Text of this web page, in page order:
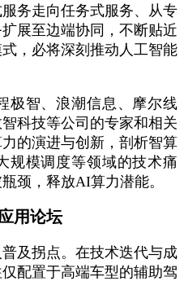
务走向任务式服务、从专
展至边端协同，不断贴近
，必将深刻推动人工智能
极智、浪潮信息、摩尔线
科技等公司的专家和相关
的演进与创新，剖析智算
规模调度等领域的技术痛
颈，释放AI算力潜能。
用论坛
及拐点。在技术迭代与成
配置于高端车型的辅助驾